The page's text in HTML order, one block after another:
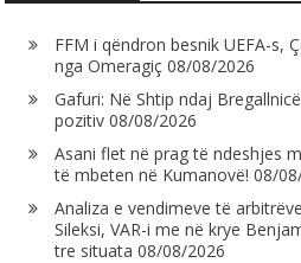
FFM i qëndron besnik UEFA-s,
nga Omeragiç 08/08/2026
Gafuri: Në Shtip ndaj
pozitiv 08/08/2026
Asani flet në prag të ndeshjes
të mbeten në Kumanovë! 08/
Analiza e vendimeve të
Sileksi, VAR-i me në krye
tre situata 08/08/2026